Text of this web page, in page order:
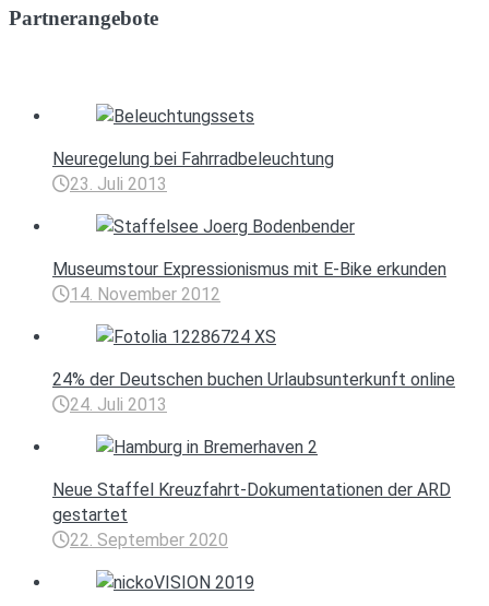
Partnerangebote
Neuregelung bei Fahrradbeleuchtung
23. Juli 2013
Museumstour Expressionismus mit E-Bike erkunden
14. November 2012
24% der Deutschen buchen Urlaubsunterkunft online
24. Juli 2013
Neue Staffel Kreuzfahrt-Dokumentationen der ARD
gestartet
22. September 2020